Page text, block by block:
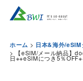
ホーム > 日本&海外/eSIM
>
【eSIM/メール納品】
日※※eSIMにつき5％